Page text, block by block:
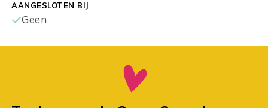
AANGESLOTEN BIJ
Geen